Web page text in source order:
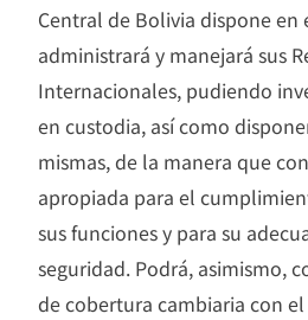
Central de Bolivia dispone en
administrará y manejará sus
Internacionales, pudiendo
en custodia, así como
mismas, de la manera que
apropiada para el
sus funciones y para su
seguridad. Podrá, asimismo,
de cobertura cambiaria con